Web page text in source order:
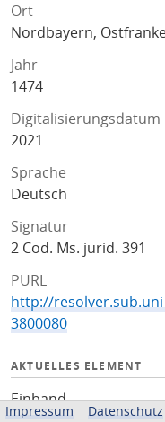
Ort
Nordbayern,
Jahr
1474
Digitalisierungsdatum
2021
Sprache
Deutsch
Signatur
2 Cod. Ms. jurid. 391
PURL
http://
3800080
AKTUELLES ELEMENT
Einband
Impressum Datenschutz